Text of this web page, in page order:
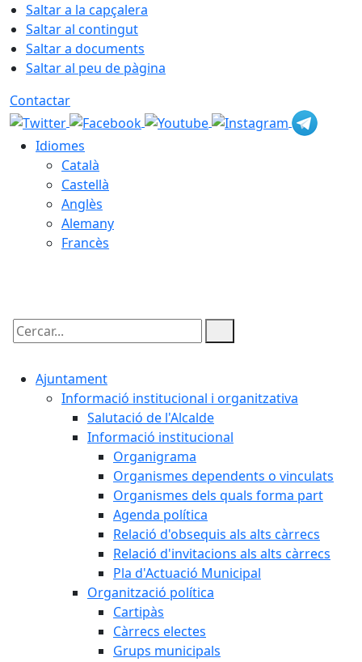
Saltar a la capçalera
Saltar al contingut
Saltar a documents
Saltar al peu de pàgina
Contactar
Idiomes
Català
Castellà
Anglès
Alemany
Francès
Cercar:
Ajuntament
Informació institucional i organitzativa
Salutació de l'Alcalde
Informació institucional
Organigrama
Organismes dependents o vinculats
Organismes dels quals forma part
Agenda política
Relació d'obsequis als alts càrrecs
Relació d'invitacions als alts càrrecs
Pla d'Actuació Municipal
Organització política
Cartipàs
Càrrecs electes
Grups municipals